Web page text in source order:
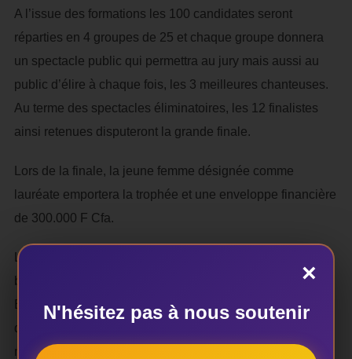
A l’issue des formations les 100 candidates seront
réparties en 4 groupes de 25 et chaque groupe donnera
un spectacle public qui permettra au jury mais aussi au
public d’élire à chaque fois, les 3 meilleures chanteuses.
Au terme des spectacles éliminatoires, les 12 finalistes
ainsi retenues disputeront la grande finale.
Lors de la finale, la jeune femme désignée comme
lauréate emportera la trophée et une enveloppe financière
de 300.000 F Cfa.
Les 12 jeunes femmes finalistes de la compétition
bénéficieront d’une bourse de formation de deux ans.
Elles seront le point de départ d’une nouvelle génération
de chanteuses béninoises qui savent lire le solfège, qui
maîtrisent les techniques vocales et qui savent jouer un
×
N'hésitez pas à nous soutenir